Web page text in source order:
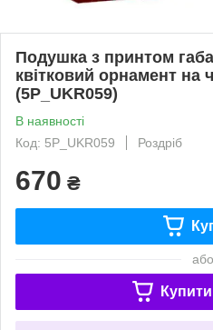
Подушка з принтом
квітковий орнамент на
(5P_UKR059)
В наявності
Код: 5P_UKR059
Роздріб
670 ₴
або